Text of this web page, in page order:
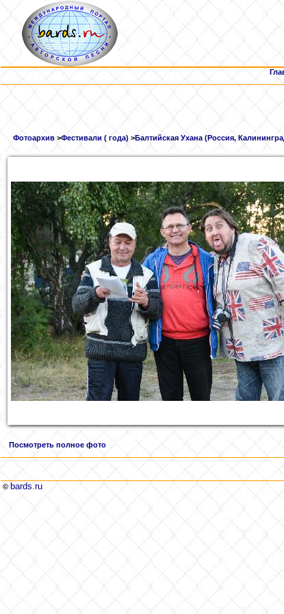
Фотоархив >Фестивали ( года) >Балтийская Ухана (Россия,
Посмотреть полное фото
© bards.ru